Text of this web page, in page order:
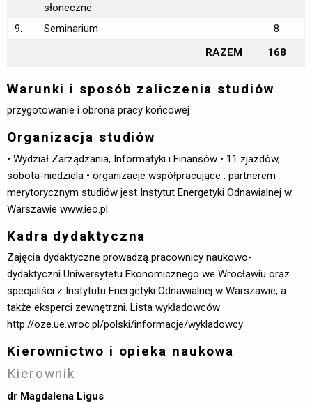
słoneczne
9. Seminarium
8
RAZEM
168
Warunki i sposób zaliczenia studiów
przygotowanie i obrona pracy końcowej
Organizacja studiów
• Wydział Zarządzania, Informatyki i Finansów • 11 zjazdów,
sobota-niedziela • organizacje współpracujące : partnerem
merytorycznym studiów jest Instytut Energetyki Odnawialnej w
Warszawie www.ieo.pl
Kadra dydaktyczna
Zajęcia dydaktyczne prowadzą pracownicy naukowo-
dydaktyczni Uniwersytetu Ekonomicznego we Wrocławiu oraz
specjaliści z Instytutu Energetyki Odnawialnej w Warszawie, a
także eksperci zewnętrzni. Lista wykładowców
http://oze.ue.wroc.pl/polski/informacje/wykladowcy
Kierownictwo i opieka naukowa
Kierownik
dr Magdalena Ligus